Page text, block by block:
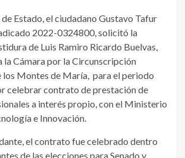
Estado, el ciudadano Gustavo Tafur
2022-0324800, solicitó la
de Luis Ramiro Ricardo Buelvas,
la Cámara por la Circunscripción
los Montes de María, para el periodo
celebrar contrato de prestación de
a interés propio, con el Ministerio
e Innovación.
el contrato fue celebrado dentro
de las elecciones para Senado y